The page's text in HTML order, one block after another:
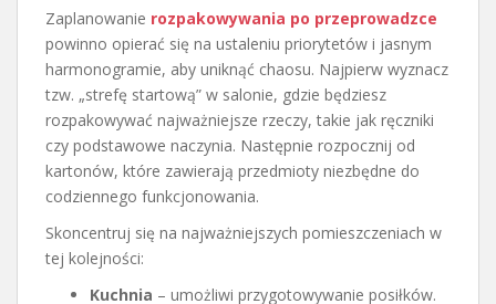
Zaplanowanie rozpakowywania po przeprowadzce
powinno opierać się na ustaleniu priorytetów i jasnym
harmonogramie, aby uniknąć chaosu. Najpierw wyznacz
tzw. „strefę startową” w salonie, gdzie będziesz
rozpakowywać najważniejsze rzeczy, takie jak ręczniki
czy podstawowe naczynia. Następnie rozpocznij od
kartonów, które zawierają przedmioty niezbędne do
codziennego funkcjonowania.
Skoncentruj się na najważniejszych pomieszczeniach w
tej kolejności:
Kuchnia – umożliwi przygotowywanie posiłków.